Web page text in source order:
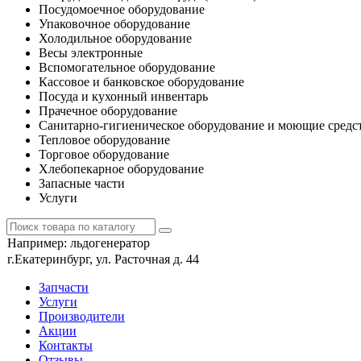
Посудомоечное оборудование
Упаковочное оборудование
Холодильное оборудование
Весы электронные
Вспомогательное оборудование
Кассовое и банковское оборудование
Посуда и кухонный инвентарь
Прачечное оборудование
Санитарно-гигиеническое оборудование и моющие
Тепловое оборудование
Торговое оборудование
Хлебопекарное оборудование
Запасные части
Услуги
Например: льдогенератор
г.Екатеринбург, ул. Расточная д. 44
Запчасти
Услуги
Производители
Акции
Контакты